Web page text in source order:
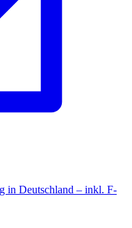
in Deutschland – inkl. F-